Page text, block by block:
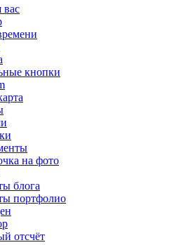
вас
кнопки
на фото
блога
портфолио
отсчёт